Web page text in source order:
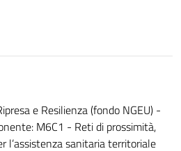
e Resilienza (fondo NGEU) -
M6C1 - Reti di prossimità,
l’assistenza sanitaria territoriale